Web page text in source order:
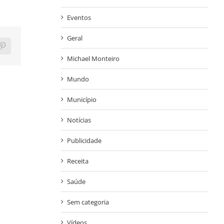
Pinterest
Eventos
Geral
Michael Monteiro
Mundo
Município
Notícias
Publicidade
Receita
Saúde
Sem categoria